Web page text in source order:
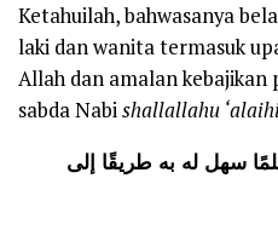
Ketahuilah, bahwasanya
laki dan wanita termasuk
Allah dan amalan kebajikan
sabda Nabishallallahu
سهل له به طريقًا إلى